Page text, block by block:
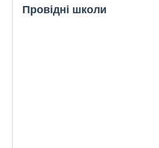
Провідні школи